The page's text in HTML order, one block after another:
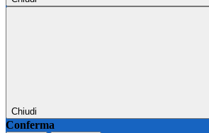
Chiudi
Conferma